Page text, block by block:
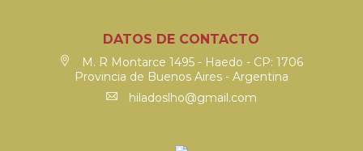
DATOS DE CONTACTO
M. R Montarce 1495 - Haedo - CP: 1706
Provincia de Buenos Aires - Argentina
hiladoslho@gmail.com